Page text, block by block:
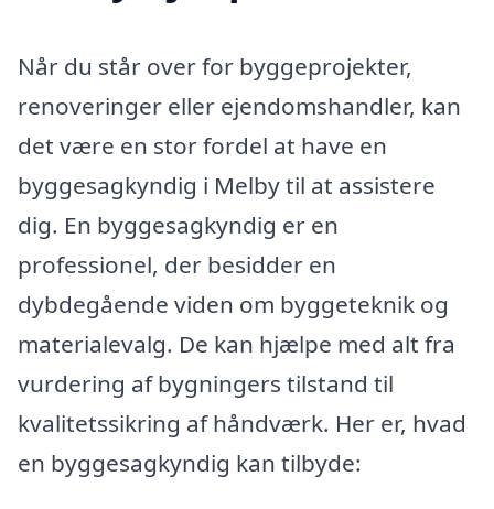
Når du står over for byggeprojekter,
renoveringer eller ejendomshandler, kan
det være en stor fordel at have en
byggesagkyndig i Melby til at assistere
dig. En byggesagkyndig er en
professionel, der besidder en
dybdegående viden om byggeteknik og
materialevalg. De kan hjælpe med alt fra
vurdering af bygningers tilstand til
kvalitetssikring af håndværk. Her er, hvad
en byggesagkyndig kan tilbyde: